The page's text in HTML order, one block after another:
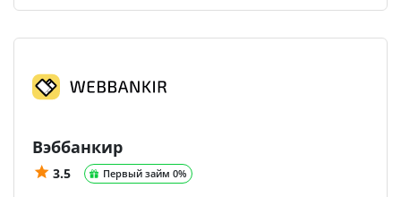
Вэббанкир
3.5 Первый займ 0%